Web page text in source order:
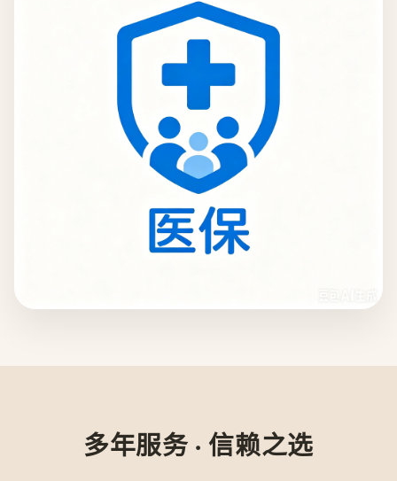
多年服务 · 信赖之选